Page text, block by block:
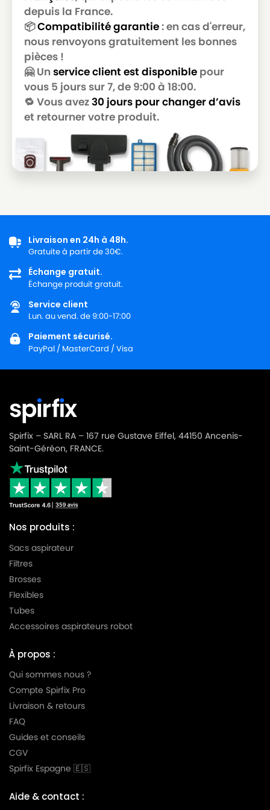
SOTECO
SOTECO NEVADA 215
SOTECO
SOTECO NEVADA 503
SOTECO
SOTECO
SOTECO NEVADA 515
SOTECO
SOTECO NEVADA 515HP
SOTECO
SOTECO NRG 1/30 CLEAN
SOTECO
SOTECO PANDA 215HP
SOTECO
SOTECO PANDA 215HPC
SOTECO
SOTECO PANDA 515HP
SOTECO
SOTECO PLAY STEEL 515
SOTECO
SOTECO PLAY YES 515
SOTECO
SOTECO
SOTECO RN 103
SOTECO
SOTECO RN 315
SOTECO
SOTECO
SOTECO
SOTECO SN 1264
SOTECO
SOTECO
SOTECO SPEEDY YES 515
SOTECO
SOTECO
SOTECO
SOTECO
SOTECO
SOTECO YS 1500/27
depuis la France.
📦Compatibilité garantie: en cas d'erreur,
nous renvoyons gratuitement les bonnes
pièces !
🤗 Un service client est disponible pour
vous 5 jours sur 7, de 9:00 à 18:00.
🔁 Vous avez30 jours pour changer d’avis
et retourner votre produit.
Livraison en 24h à 48h.
Gratuite à partir de 30€.
Échange gratuit.
Échange produit gratuit.
Service client
Lun. au vend. de 9:00-17:00
Paiement sécurisé.
PayPal / MasterCard / Visa
Spirfix – SARL RA – 167 rue Gustave Eiffel, 44150 Ancenis-
Saint-Géréon, FRANCE.
Nos produits :
Sacs aspirateur
Filtres
Brosses
Flexibles
Tubes
Accessoires aspirateurs robot
À propos :
Qui sommes nous ?
Compte Spirfix Pro
Livraison & retours
FAQ
Guides et conseils
CGV
Spirfix Espagne 🇪🇸
Aide & contact :